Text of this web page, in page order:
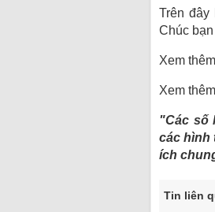
Trên đây
Chúc
Xem
Xem
"Các số
các hình
ích
Tin liên